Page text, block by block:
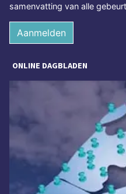
samenvatting van alle
Aanmelden
ONLINE DAGBLADEN